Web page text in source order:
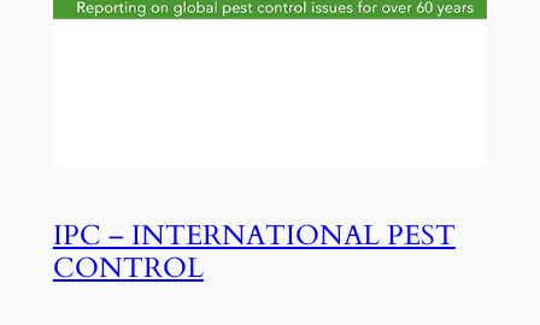
IPC – INTERNATIONAL PEST
CONTROL